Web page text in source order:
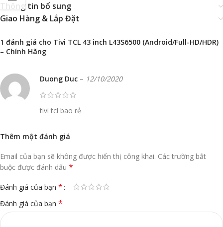
Thông tin bổ sung
Giao Hàng & Lắp Đặt
1 đánh giá cho Tivi TCL 43 inch L43S6500 (Android/Full-HD/HDR)
– Chính Hãng
Duong Duc – 12/10/2020
tivi tcl bao rẻ
Thêm một đánh giá
Email của bạn sẽ không được hiển thị công khai. Các trường bắt
buộc được đánh dấu *
Đánh giá của bạn *
Đánh giá của bạn *